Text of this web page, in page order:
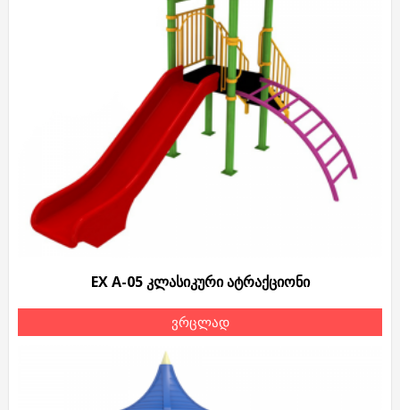
EX A-05 კლასიკური ატრაქციონი
ვრცლად